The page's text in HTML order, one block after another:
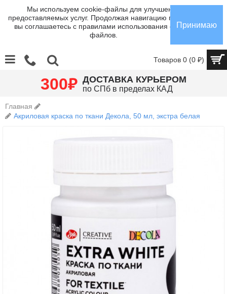
Мы используем cookie-файлы для улучшения
предоставляемых услуг. Продолжая навигацию по сайту,
вы соглашаетесь с правилами использования cookie-
файлов.
Принимаю
Товаров 0 (0 ₽)
300₽ ДОСТАВКА КУРЬЕРОМ
по СПб в пределах КАД
Главная
Акриловая краска по ткани Декола, 50 мл, экстра белая